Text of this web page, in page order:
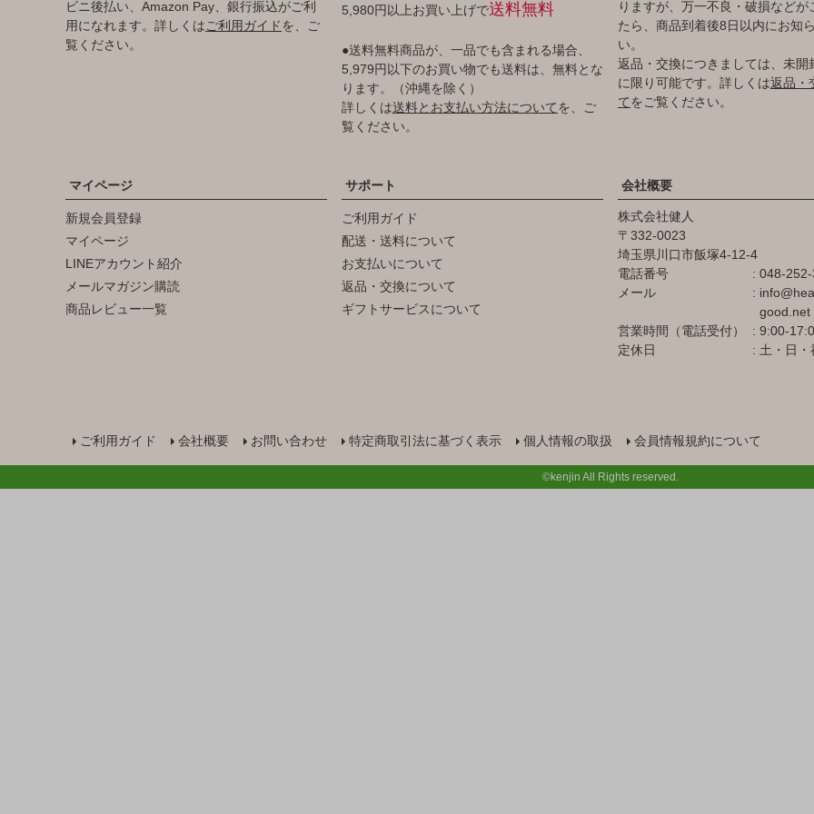
ビニ後払い、Amazon Pay、銀行振込がご利
用になれます。詳しくはご利用ガイドを、ご
覧ください。
5,980円以上お買い上げで送料無料
●送料無料商品が、一品でも含まれる場合、
5,979円以下のお買い物でも送料は、無料とな
ります。（沖縄を除く）
詳しくは送料とお支払い方法についてを、ご
覧ください。
りますが、万一不良・破損などが
たら、商品到着後8日以内にお知
い。
返品・交換につきましては、未開
に限り可能です。詳しくは返品・
てをご覧ください。
マイページ
新規会員登録
マイページ
LINEアカウント紹介
メールマガジン購読
商品レビュー一覧
サポート
ご利用ガイド
配送・送料について
お支払いについて
返品・交換について
ギフトサービスについて
会社概要
株式会社健人
332-0023
埼玉県川口市飯塚4-12-4
電話番号
048-
メール
good.net
営業時間（電話受付）
9:00-
定休日
土・日・
ご利用ガイド 会社概要 お問い合わせ 特定商取引法に基づく表示 個人情報の取扱 会員情報規約について
©kenjin All Rights reserved.